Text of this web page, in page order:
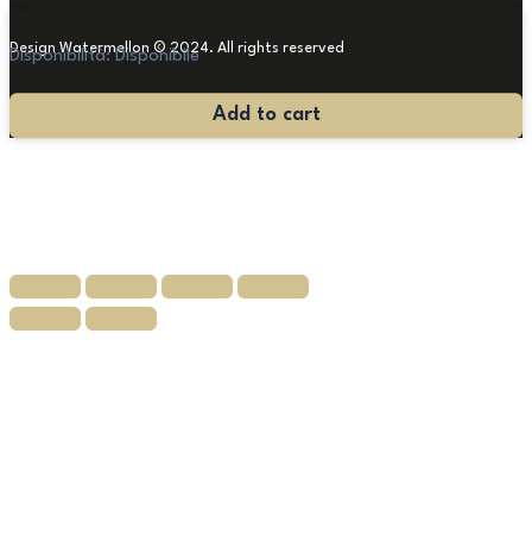
Design Watermellon © 2024. All rights reserved
Disponibilità: Disponibile
Console
Add to cart